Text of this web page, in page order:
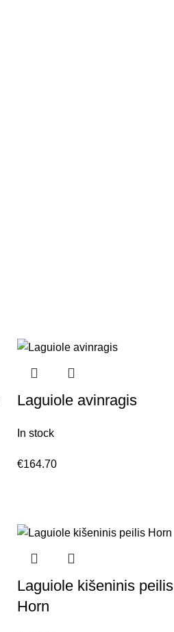
Laguiole avinragis
In stock
€164.70
Laguiole kišeninis peilis
Horn